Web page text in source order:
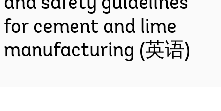
and safety guidelines
for cement and lime
manufacturing (英语)